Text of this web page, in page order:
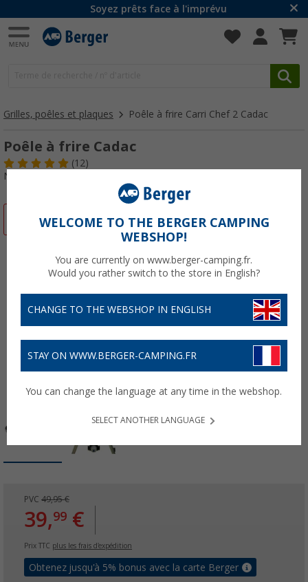
Soyez prêts face à l'imprévu
Grilles, poêles et plaques Poêle à frire Carri Chef 2 Cadac
Poêle à frire Cadac
(12)
N° d'art : 458300
-19%
PVC 49,95 €
39,99 €
Prix TTC plus les frais d'expédition
Obtenez jusqu'à 5% bonus avec la carte Berger
WELCOME TO THE BERGER CAMPING
WEBSHOP!
You are currently on www.berger-camping.fr.
Would you rather switch to the store in English?
CHANGE TO THE WEBSHOP IN ENGLISH
STAY ON WWW.BERGER-CAMPING.FR
You can change the language at any time in the webshop.
SELECT ANOTHER LANGUAGE